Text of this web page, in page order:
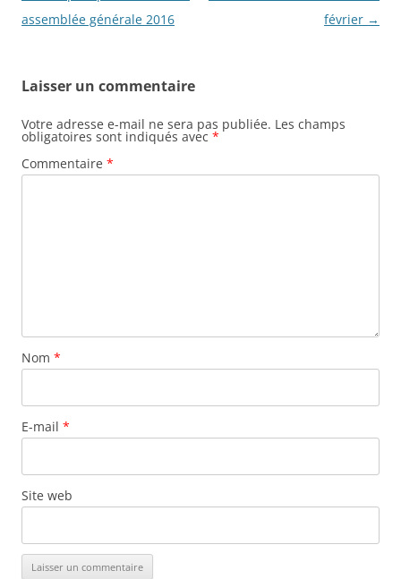
des
assemblée générale 2016
février →
Laisser un commentaire
Votre adresse e-mail ne sera pas publiée. Les champs
obligatoires sont indiqués avec *
Commentaire *
Nom *
E-mail *
Site web